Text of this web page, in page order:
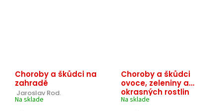
Choroby a škůdci na
zahradě
Jaroslav Rod.
Na sklade
Choroby a škůdci
ovoce, zeleniny a
okrasných rostlin
Andreas Vietmeier, Marianne
Na sklade